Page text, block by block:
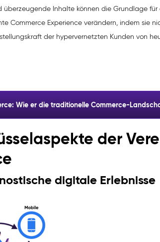
überzeugende Inhalte können die Grundlage
Commerce Experienceverändern, indem sie
der hypervernetzten Kunden von
Wie er die traditionelle Commerce-
der
digitale Erlebnisse